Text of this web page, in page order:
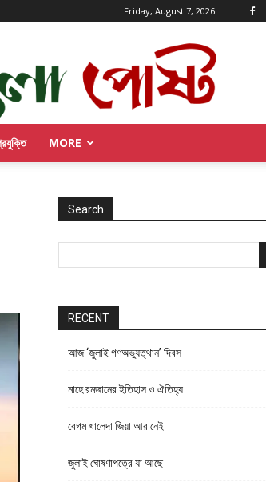
Friday, August 7, 2026
MORE
Search
RECENT
আজ ‘জুলাই গণঅভ্যুত্থান’ দিবস
মাহে রমজানের ইতিহাস ও ঐতিহ্য
বেগম খালেদা জিয়া আর নেই
জুলাই ঘোষণাপত্রে যা আছে